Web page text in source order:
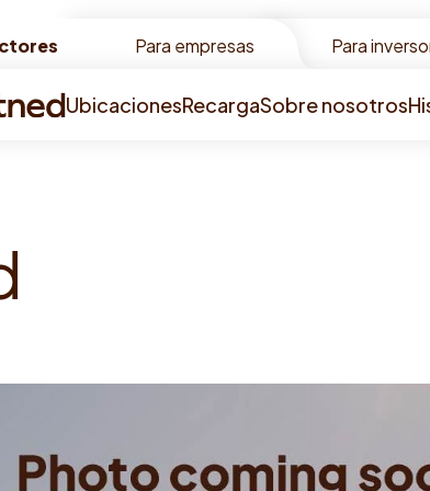
Para empresas Para
UbicacionesRecargaSobre nosotros